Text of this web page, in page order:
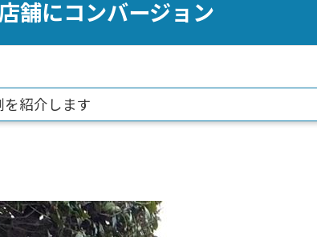
舗にコンバージョン
紹介します